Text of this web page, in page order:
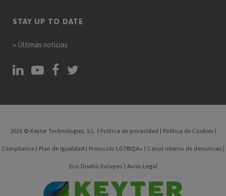
STAY UP TO DATE
> Últimas noticias
2026 © Keyter Technologies, S.L. Política de privacidad Política de Cookies|
Compliance Plan de Igualdad Protocolo LGTBIQA+ Canal interno de denuncias
Eco-Diseño Europeo Aviso Legal